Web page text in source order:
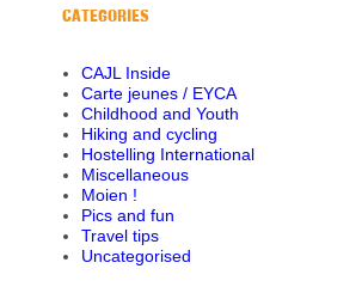
CATEGORIES
CAJL Inside
Carte jeunes / EYCA
Childhood and Youth
Hiking and cycling
Hostelling International
Miscellaneous
Moien !
Pics and fun
Travel tips
Uncategorised